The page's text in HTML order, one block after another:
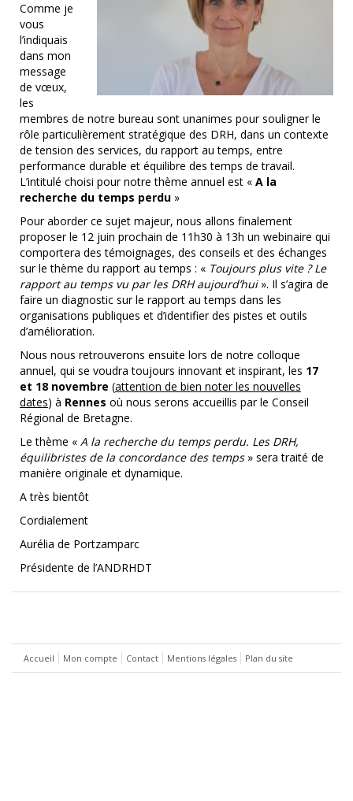
Comme je
vous
l’indiquais
dans mon
message
de vœux,
les
membres de notre bureau sont unanimes pour souligner le
rôle particulièrement stratégique des DRH, dans un contexte
de tension des services, du rapport au temps, entre
performance durable et équilibre des temps de travail.
L’intitulé choisi pour notre thème annuel est « A la
recherche du temps perdu »
Pour aborder ce sujet majeur, nous allons finalement
proposer le 12 juin prochain de 11h30 à 13h un webinaire qui
comportera des témoignages, des conseils et des échanges
sur le thème du rapport au temps : « Toujours plus vite ? Le
rapport au temps vu par les DRH aujourd’hui ». Il s’agira de
faire un diagnostic sur le rapport au temps dans les
organisations publiques et d’identifier des pistes et outils
d’amélioration.
Nous nous retrouverons ensuite lors de notre colloque
annuel, qui se voudra toujours innovant et inspirant, les 17
et 18 novembre (attention de bien noter les nouvelles
dates) à Rennes où nous serons accueillis par le Conseil
Régional de Bretagne.
Le thème « A la recherche du temps perdu. Les DRH,
équilibristes de la concordance des temps» sera traité de
manière originale et dynamique.
A très bientôt
Cordialement
Aurélia de Portzamparc
Présidente de l’ANDRHDT
Accueil Mon compte Contact Mentions légales Plan du site